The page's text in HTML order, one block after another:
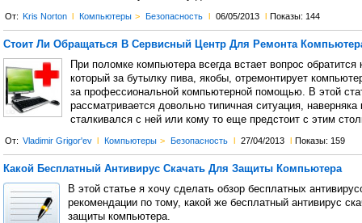
От: Kris Norton l Компьютеры > Безопасность l 06/05/2013 l Показы: 144
Стоит Ли Обращаться В Сервисный Центр Для Ремонта
При поломке компьютера всегда встает вопрос обратится
который за бутылку пива, якобы, отремонтирует
за профессиональной компьютерной помощью. В этой
рассматривается довольно типичная ситуация,
сталкивался с ней или кому то еще предстоит с этим
От: Vladimir Grigor'ev l Компьютеры > Безопасность l 27/04/2013 l Показы: 159
Какой Бесплатный Антивирус Скачать Для Защиты Компьютера
В этой статье я хочу сделать обзор бесплатных
рекомендации по тому, какой же бесплатный антивирус
защиты компьютера.